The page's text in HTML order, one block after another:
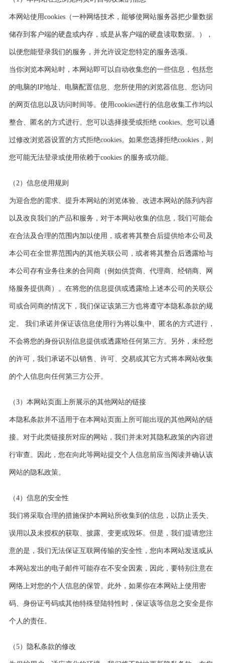
本网站使用cookies（一种网络技术，能够使网站服务器把少量数据
储存到客户端的硬盘或内存，或是从客户端的硬盘读取数据。），
以便您能登录我们的服务，并允许设定您特定的服务选项。
当你浏览本网站时，本网站即可以自动收集您的一些信息，包括您
的电脑的IP地址、电脑配置信息、您所使用的浏览器信息、您访问
的网页信息以及访问时间等。使用cookies进行的信息收集工作均以
整合、匿名的方式进行。您可以选择接受或拒绝 cookies。您可以通
过修改浏览器设置的方式拒绝cookies。如果您选择拒绝cookies，则
您可能无法登录或使用依赖于cookies 的服务或功能。
（2）信息使用规则
为迎合您的需求、提升本网站的浏览体验、改进本网站的陈列内容
以及改良我们的产品和服务，对于本网站收集的信息，我们可能会
在合法及合理的范围内加以使用，或者将其整合后提供给本公司及
本公司在全世界范围内的其他关联公司，或者将其整合后透露给与
本公司存有业务往来的合同商（例如供货商、代理商、经销商、网
络服务提供商）。在将您的信息提供或透露给上述本公司的关联公
司或合同商的情况下，我们保证该第三方也将遵守本隐私条款的规
定。 我们承诺并保证该信息使用行为将以集中、匿名的方式进行，
不会将您的身份识别信息提供或透露给任何第三方。另外，未经您
的许可，我们承诺不以销售、许可、交易或其它方式将本网站收集
的个人信息向任何第三方公开。
（3）本网站页面上所展示的其他网站的链接
本隐私条款并不适用于在本网站页面上所可能出现的其他网站的链
接。对于此类链接所对应的网站，我们并未对其隐私政策的内容进
行审查。因此，您在向此等网站提交个人信息前应当阅读并确认该
网站的隐私政策。
（4）信息的安全性
我们将采取合理的措施保护本网站所收集到的信息，以防止丢失、
误用以及未授权的获取、披露、变更或毁坏。但是，我们提请您注
意的是，我们无法保证互联网传输的安全性，您向本网站发送或从
本网站发出的电子邮件可能存在不安全因素，因此，要特别注意在
网络上对您的个人信息的保管。此外，如果你在本网站上使用密
码、身份证号码或其他特殊登陆特性时，保证该等信息之安全是你
个人的责任。
（5）隐私条款的修改